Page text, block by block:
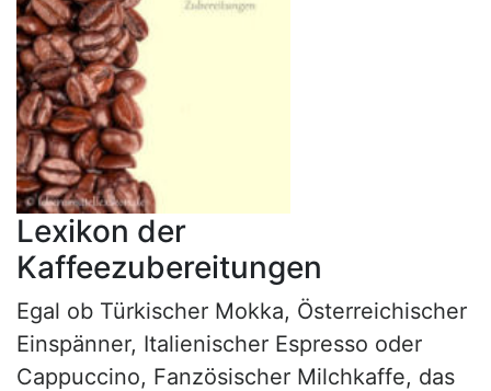
Lexikon der
Kaffeezubereitungen
Egal ob Türkischer Mokka, Österreichischer
Einspänner, Italienischer Espresso oder
Cappuccino, Fanzösischer Milchkaffe, das